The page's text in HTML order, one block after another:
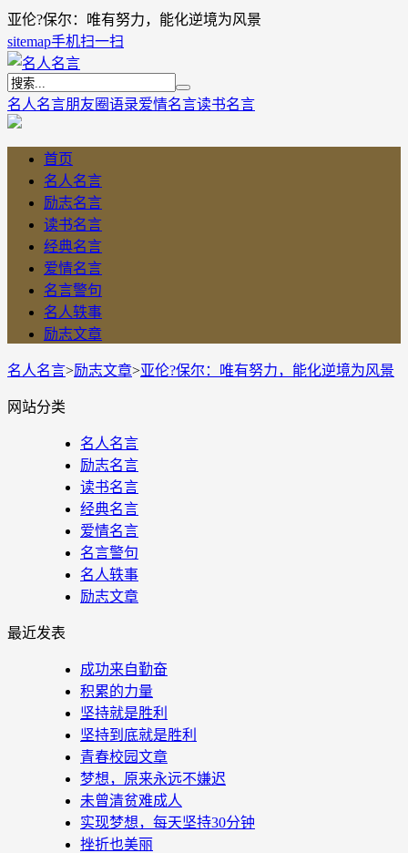
亚伦?保尔：唯有努力，能化逆境为风景
sitemap手机扫一扫
名人名言朋友圈语录爱情名言读书名言
首页
名人名言
励志名言
读书名言
经典名言
爱情名言
名言警句
名人轶事
励志文章
名人名言>励志文章>亚伦?保尔：唯有努力，能化逆境为风景
网站分类
名人名言
励志名言
读书名言
经典名言
爱情名言
名言警句
名人轶事
励志文章
最近发表
成功来自勤奋
积累的力量
坚持就是胜利
坚持到底就是胜利
青春校园文章
梦想，原来永远不嫌迟
未曾清贫难成人
实现梦想，每天坚持30分钟
挫折也美丽